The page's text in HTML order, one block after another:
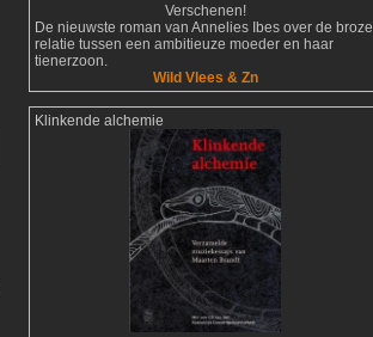
Verschenen!
De nieuwste roman van Annelies Ibes over de broze
relatie tussen een ambitieuze moeder en haar
tienerzoon.
Wild Vlees & Zn
Klinkende alchemie